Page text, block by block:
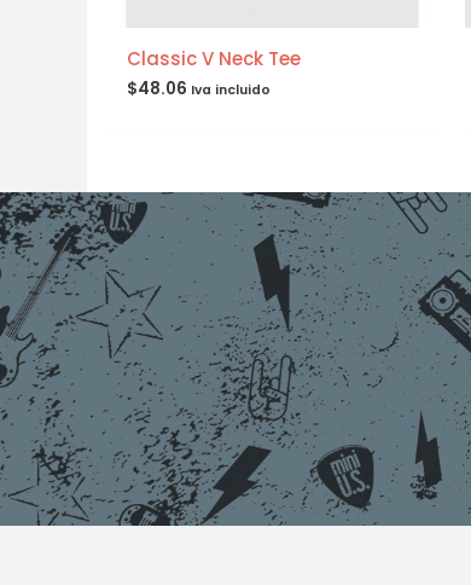
Classic V Neck Tee
$48.06 Iva incluido